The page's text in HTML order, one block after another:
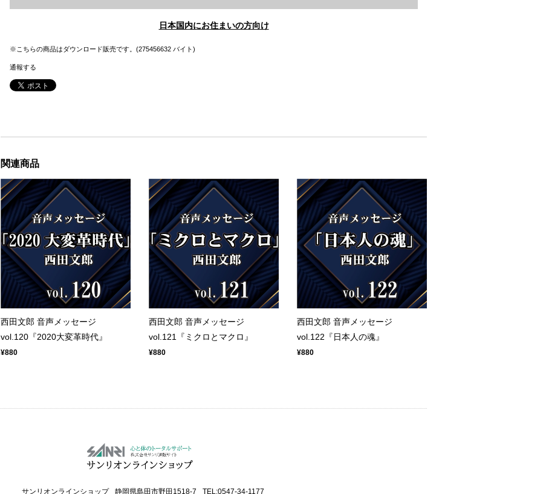
日本国内にお住まいの方向け
※こちらの商品はダウンロード販売です。(275456632 バイト)
通報する
関連商品
西田文郎 音声メッセージ
vol.120『2020大変革時代』
¥880
西田文郎 音声メッセージ
vol.121『ミクロとマクロ』
¥880
西田文郎 音声メッセージ
vol.122『日本人の魂』
¥880
サンリオンラインショップ 静岡県島田市野田1518-7 TEL:0547-34-1177